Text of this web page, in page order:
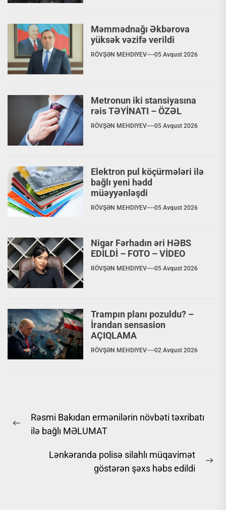
Məmmədnağı Əkbərova
yüksək vəzifə verildi
RÖVŞƏN MEHDIYEV 05 Avqust 2026
Metronun iki stansiyasına
rəis TƏYİNATI – ÖZƏL
RÖVŞƏN MEHDIYEV 05 Avqust 2026
Elektron pul köçürmələri ilə
bağlı yeni hədd
müəyyənləşdi
RÖVŞƏN MEHDIYEV 05 Avqust 2026
Nigar Fərhadın əri HƏBS
EDİLDİ – FOTO – VİDEO
RÖVŞƏN MEHDIYEV 05 Avqust 2026
Trampın planı pozuldu? –
İrandan sensasion
AÇIQLAMA
RÖVŞƏN MEHDIYEV 02 Avqust 2026
naviqasiyası
Previous
Rəsmi Bakıdan ermənilərin növbəti təxribatı
ilə bağlı MƏLUMAT
Lənkəranda polisə silahlı müqavimət
göstərən şəxs həbs edildi